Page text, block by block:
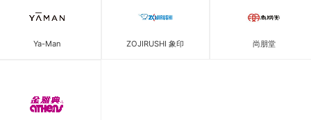
Ya-Man ZOJIRUSHI 象印 尚朋堂